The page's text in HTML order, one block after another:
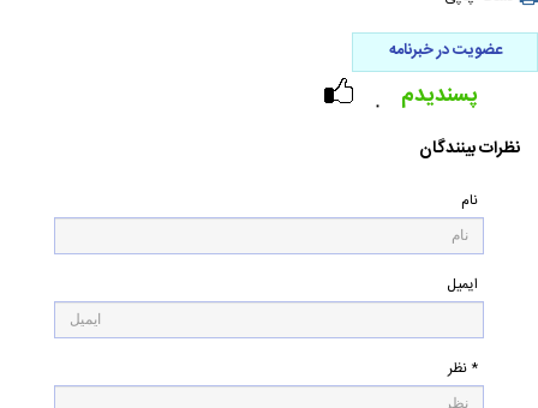
عضویت در خبرنامه
۰ پسندیدم
نظرات بینندگان
نام
ایمیل
* نظر